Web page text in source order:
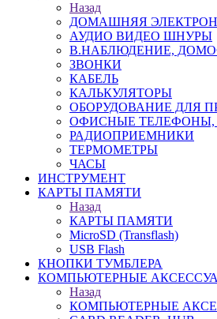
Назад
ДОМАШНЯЯ
АУДИО ВИДЕО ШНУРЫ
В.НАБЛЮДЕНИЕ,
ЗВОНКИ
КАБЕЛЬ
КАЛЬКУЛЯТОРЫ
ОБОРУДОВАНИЕ ДЛЯ
ОФИСНЫЕ ТЕЛЕФОНЫ,
РАДИОПРИЕМНИКИ
ТЕРМОМЕТРЫ
ЧАСЫ
ИНСТРУМЕНТ
КАРТЫ ПАМЯТИ
Назад
КАРТЫ ПАМЯТИ
MicroSD (Transflash)
USB Flash
КНОПКИ ТУМБЛЕРА
КОМПЬЮТЕРНЫЕ
Назад
КОМПЬЮТЕРНЫЕ